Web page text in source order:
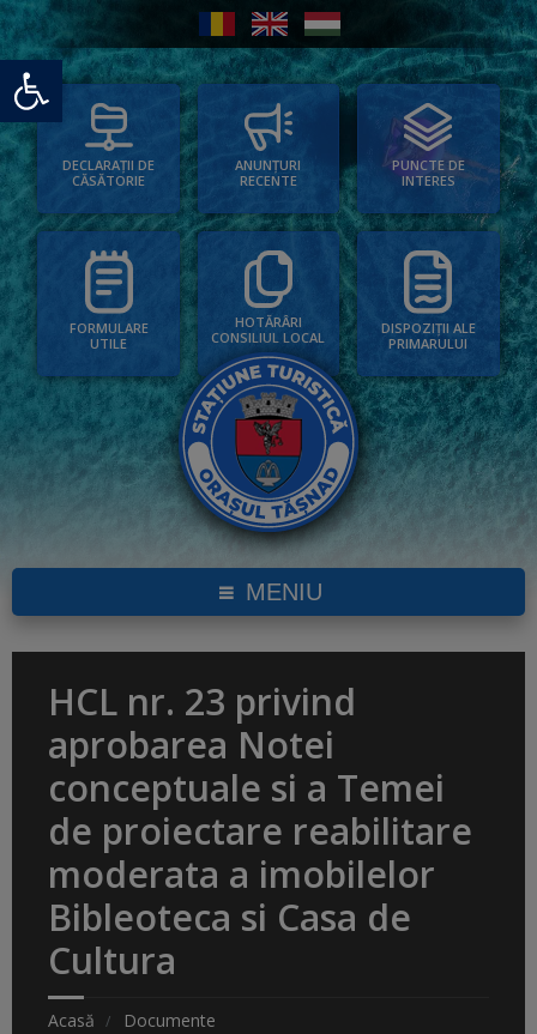
Deschide bara de unelte
DECLARAȚII DE
CĂSĂTORIE
ANUNȚURI
RECENTE
PUNCTE DE
INTERES
FORMULARE
UTILE
HOTĂRÂRI
CONSILIUL LOCAL
DISPOZIȚII ALE
PRIMARULUI
MENIU
HCL nr. 23 privind
aprobarea Notei
conceptuale si a Temei
de proiectare reabilitare
moderata a imobilelor
Bibleoteca si Casa de
Cultura
Acasă Documente